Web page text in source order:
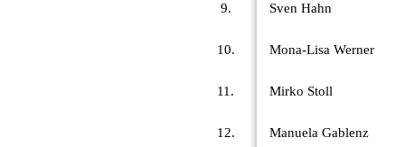
9. Sven Hahn
10. Mona-Lisa Werner
11. Mirko Stoll
12. Manuela Gablenz